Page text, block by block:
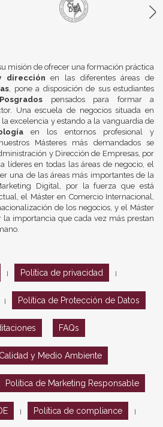
misión de ofrecer una formación práctica
dirección en las diferentes áreas de
, pone a disposición de sus estudiantes
pensados para formar a
Una escuela de negocios situada en
excelencia y estando a la vanguardia de
en los entornos profesional y
Másteres más demandados se
y Dirección de Empresas, por
líderes en todas las áreas de negocio, el
una de las áreas más importantes de la
Digital, por la fuerza que está
el Máster en Comercio Internacional,
de los negocios, y el Máster
la importancia que cada vez más prestan
Política de privacidad
Política de Protección de Datos
FAQs
y Medio Ambiente
Política de Marketing Responsable
Política de compliance